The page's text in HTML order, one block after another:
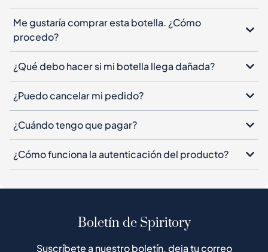
Me gustaría comprar esta botella. ¿Cómo
procedo?
¿Qué debo hacer si mi botella llega dañada?
¿Puedo cancelar mi pedido?
¿Cuándo tengo que pagar?
¿Cómo funciona la autenticación del producto?
Boletín de Spiritory
Suscríbete a nuestro boletín, deja tu correo